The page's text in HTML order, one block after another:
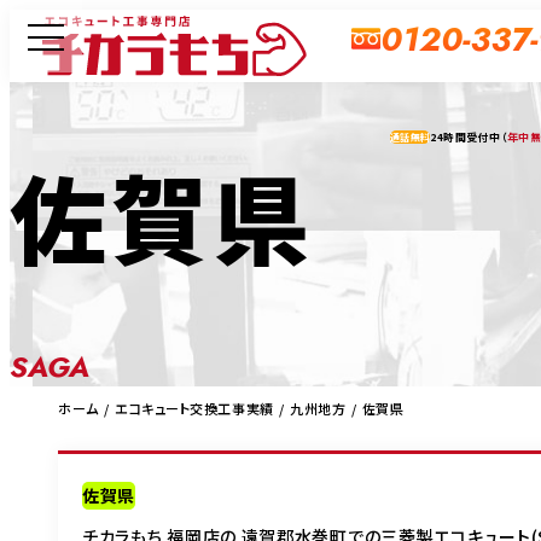
0120-
通話無料24時間受付中（年中
佐賀県
SAGA
ホーム エコキュート交換工事実績 九州地方 佐賀県
佐賀県